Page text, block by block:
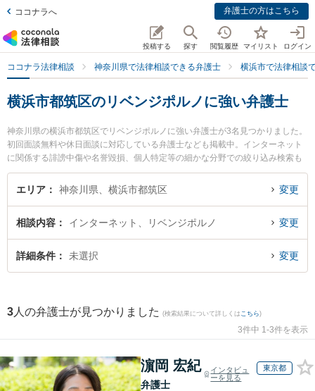
ココナラへ 弁護士の方はこちら
投稿する 探す 閲覧履歴 マイリスト ログイン
ココナラ法律相談 神奈川県で法律相談できる弁護士 横浜市で法律相談
横浜市都筑区のリベンジポルノに強い弁護士
神奈川県の横浜市都筑区でリベンジポルノに強い弁護士が3名見つかりました。
初回面談無料や休日面談に対応している弁護士なども掲載中。インターネット
に関係する誹謗中傷や名誉毀損、個人特定等の細かな分野での絞り込み検索も
でき便利です。特に神奈川港北法律事務所の黒田 清彰弁護士や都筑港北ニュー
タウン法律事務所の塚田 雅久弁護士、港北つばき法律事務所の椿 良和弁護士の
したい』『リベンジポルノのトラブル解決の実績豊富な近くの弁護士を検索し
たい』『初回相談無料でリベンジポルノを法律相談できる横浜市都筑区内の弁
護士に相談予約したい』などでお困りの相談者さんにおすすめです。
エリア 神奈川県、横浜市都筑区 変更
相談内容 インターネット、リベンジポルノ 変更
詳細条件 未選択 変更
3 人の弁護士が見つかりました (検索結果について詳しくは こちら)
3件中 1-3件を表示
濵岡 宏紀
弁護士
インタビュ
ーを見る
東京都